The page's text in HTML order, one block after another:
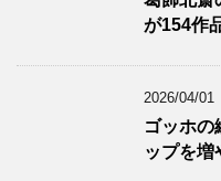
が154作
2026/04/01
ゴッホの
ップを増